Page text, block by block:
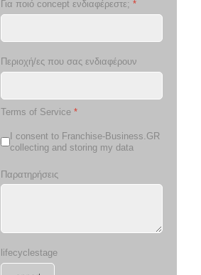
Για ποιό concept ενδιαφέρεστε; *
Περιοχή/ες που σας ενδιαφέρουν
Terms of Service *
I consent to Franchise-Business.GR
collecting and storing my data
Παρατηρήσεις
lifecyclestage